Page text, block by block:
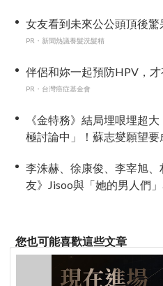
女友看到未來公公頭頂後
PR・新聞熱議養髮洗髮精
伴侶和妳一起預防HPV，才
PR・台灣癌症基金會
《金特務》結局埋哏埋超
極討論中」！蘇志燮願望要
李洙赫、徐康俊、李宰旭、
友》Jisoo與「她的男人們
您也可能喜歡這些文章